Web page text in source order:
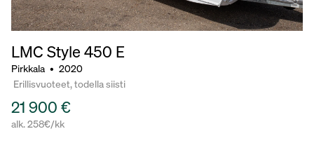
LMC Style 450 E
Pirkkala • 2020
Erillisvuoteet, todella siisti
21 900 €
alk. 258€/kk